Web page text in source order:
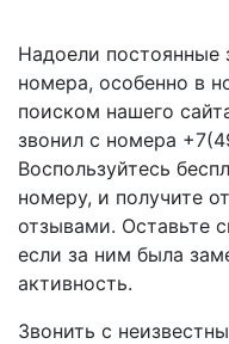
Надоели постоянные
номера, особенно в
поиском нашего
звонил с номера
Воспользуйтесь
номеру, и получите
отзывами. Оставьте
если за ним была
активность.
Звонить с